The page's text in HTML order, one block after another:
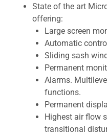
State of the art
offering:
Large screen
Automatic
Sliding sash
Permanent
Alarms.
functions.
Permanent
Highest air flow
transitional